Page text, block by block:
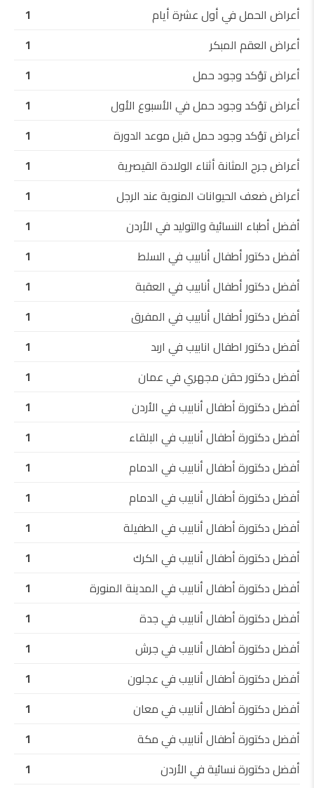
أعراض الحمل في أول عشرة أيام
1
أعراض العقم المبكر
1
أعراض تؤكد وجود حمل
1
أعراض تؤكد وجود حمل في الأسبوع الأول
1
أعراض تؤكد وجود حمل قبل موعد الدورة
1
أعراض جرح المثانة أثناء الولادة القيصرية
1
أعراض ضعف الحيوانات المنوية عند الرجل
1
أفضل أطباء النسائية والتوليد في الأردن
1
أفضل دكتور أطفال أنابيب في السلط
1
أفضل دكتور أطفال أنابيب في العقبة
1
أفضل دكتور أطفال أنابيب في المفرق
1
أفضل دكتور اطفال انابيب في اربد
1
أفضل دكتور حقن مجهري في عمان
1
أفضل دكتورة أطفال أنابيب في الأردن
1
أفضل دكتورة أطفال أنابيب في البلقاء
1
أفضل دكتورة أطفال أنابيب في الدمام
1
أفضل دكتورة أطفال أنابيب في الدمام
1
أفضل دكتورة أطفال أنابيب في الطفيلة
1
أفضل دكتورة أطفال أنابيب في الكرك
1
أفضل دكتورة أطفال أنابيب في المدينة المنورة
1
أفضل دكتورة أطفال أنابيب في جدة
1
أفضل دكتورة أطفال أنابيب في جرش
1
أفضل دكتورة أطفال أنابيب في عجلون
1
أفضل دكتورة أطفال أنابيب في معان
1
أفضل دكتورة أطفال أنابيب في مكة
1
أفضل دكتورة نسائية في الأردن
1